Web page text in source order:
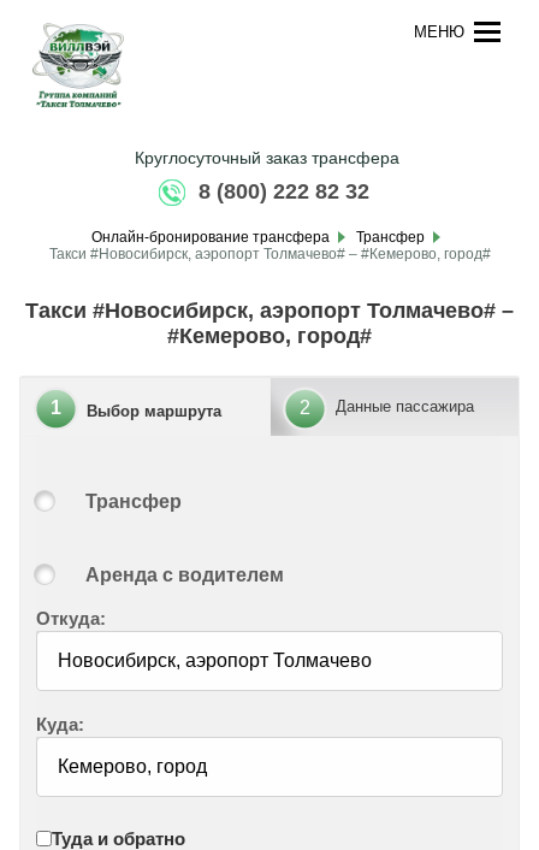
МЕНЮ
Круглосуточный заказ трансфера
8 (800) 222 82 32
Онлайн-бронирование трансфера
Трансфер
Такси #Новосибирск, аэропорт Толмачево# – #Кемерово, город#
Такси #Новосибирск, аэропорт Толмачево# –
#Кемерово, город#
1 Выбор маршрута 2 Данные пассажира
Трансфер
Аренда с водителем
Откуда:
Куда:
Туда и обратно